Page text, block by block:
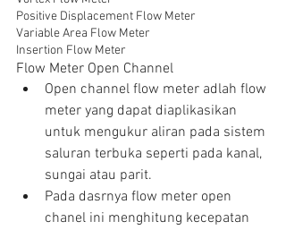
Positive Displacement Flow Meter
Variable Area Flow Meter
Insertion Flow Meter
Flow Meter Open Channel
Open channel flow meter adlah flow
meter yang dapat diaplikasikan
untuk mengukur aliran pada sistem
saluran terbuka seperti pada kanal,
sungai atau parit.
Pada dasrnya flow meter open
chanel ini menghitung kecepatan